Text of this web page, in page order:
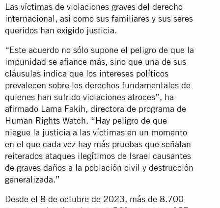
Las víctimas de violaciones graves del derecho
internacional, así como sus familiares y sus seres
queridos han exigido justicia.
“Este acuerdo no sólo supone el peligro de que la
impunidad se afiance más, sino que una de sus
cláusulas indica que los intereses políticos
prevalecen sobre los derechos fundamentales de
quienes han sufrido violaciones atroces”, ha
afirmado Lama Fakih, directora de programa de
Human Rights Watch. “Hay peligro de que
niegue la justicia a las víctimas en un momento
en el que cada vez hay más pruebas que señalan
reiterados ataques ilegítimos de Israel causantes
de graves daños a la población civil y destrucción
generalizada.”
Desde el 8 de octubre de 2023, más de 8.700